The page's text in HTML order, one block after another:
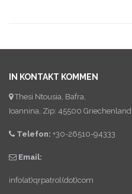
IN KONTAKT KOMMEN
Thesi Ntousia, Bafra,
Ioannina, Zip: 45500 Griechenland
Telefon: +30-26510-94333
Email:
info(at)qrpatrol(dot)com